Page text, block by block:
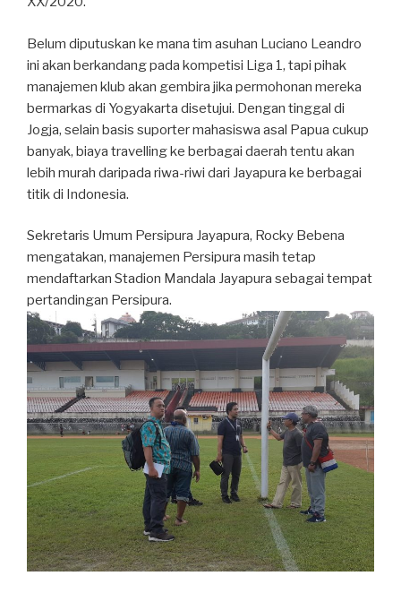
Belum diputuskan ke mana tim asuhan Luciano Leandro
ini akan berkandang pada kompetisi Liga 1, tapi pihak
manajemen klub akan gembira jika permohonan mereka
bermarkas di Yogyakarta disetujui. Dengan tinggal di
Jogja, selain basis suporter mahasiswa asal Papua cukup
banyak, biaya travelling ke berbagai daerah tentu akan
lebih murah daripada riwa-riwi dari Jayapura ke berbagai
titik di Indonesia.
Sekretaris Umum Persipura Jayapura, Rocky Bebena
mengatakan, manajemen Persipura masih tetap
mendaftarkan Stadion Mandala Jayapura sebagai tempat
pertandingan Persipura.